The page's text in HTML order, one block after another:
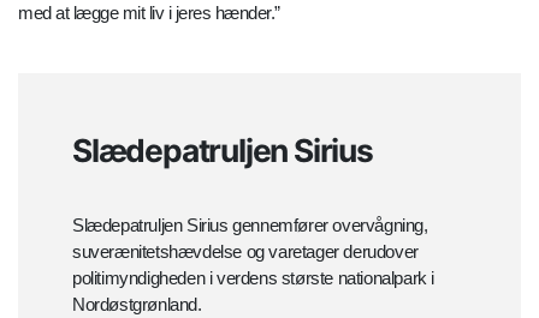
med at lægge mit liv i jeres hænder.”
Slædepatruljen Sirius
Slædepatruljen Sirius gennemfører overvågning,
suverænitetshævdelse og varetager derudover
politimyndigheden i verdens største nationalpark i
Nordøstgrønland.